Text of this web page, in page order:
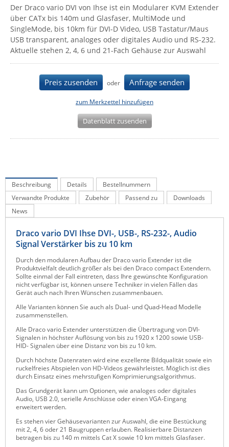
IEC Lock
Ihse
Kerlink
Kramer Electronics
KVM TEC
Legrand
Panorama Antennas
PatchSee
Power Kingdom
Raritan
Riello UPS
Server Technology
Siretta
SIRIO Antenne
Tactical Software
TEKTELIC
Teltonika
Unwired Networks
Vision
WATTECO
Westermo
Der Draco vario DVI von Ihse ist ein Modularer KVM Extender
über CATx bis 140m und Glasfaser, MultiMode und
SingleMode, bis 10km für DVI-D Video, USB Tastatur/Maus
USB transparent, analoges oder digitales Audio und RS-232.
Aktuelle stehen 2, 4, 6 und 21-Fach Gehäuse zur Auswahl
Preis zusenden oder Anfrage senden
zum Merkzettel hinzufügen
Datenblatt zusenden
Beschreibung Details
Bestellnummern
Verwandte Produkte
Zubehör Passend zu
Downloads
News
Draco vario DVI Ihse DVI-, USB-, RS-232-, Audio
Signal Verstärker bis zu 10 km
Durch den modularen Aufbau der Draco vario Extender ist die
Produktvielfalt deutlich größer als bei den Draco compact Extendern.
Sollte einmal der Fall eintreten, dass Ihre gewünschte Konfiguration
nicht verfügbar ist, können unsere Techniker in vielen Fällen das
Gerät auch nach Ihren Wünschen zusammenbauen.
Alle Varianten können Sie auch als Dual- und Quad-Head Modelle
zusammenstellen.
Alle Draco vario Extender unterstützen die Übertragung von DVI-
Signalen in höchster Auflösung von bis zu 1920 x 1200 sowie USB-
HID- Signalen über eine Distanz von bis zu 10 km.
Durch höchste Datenraten wird eine exzellente Bildqualität sowie ein
ruckelfreies Abspielen von HD-Videos gewährleistet. Möglich ist dies
durch Einsatz eines mehrstufigen Komprimierungsalgorithmus.
Das Grundgerät kann um Optionen, wie analoges oder digitales
Audio, USB 2.0, serielle Anschlüsse oder einen VGA-Eingang
erweitert werden.
Es stehen vier Gehäusevarianten zur Auswahl, die eine Bestückung
mit 2, 4, 6 oder 21 Baugruppen erlauben. Realisierbare Distanzen
betragen bis zu 140 m mittels Cat X sowie 10 km mittels Glasfaser.